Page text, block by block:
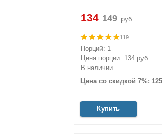
134 руб.
119
Порций: 1
Цена порции: 134 руб.
В наличии
Цена со скидкой 7%:
Купить